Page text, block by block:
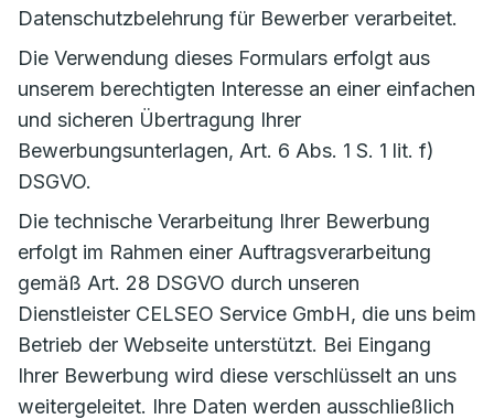
Datenschutzbelehrung für Bewerber verarbeitet.
Die Verwendung dieses Formulars erfolgt aus
unserem berechtigten Interesse an einer einfachen
und sicheren Übertragung Ihrer
Bewerbungsunterlagen, Art. 6 Abs. 1 S. 1 lit. f)
DSGVO.
Die technische Verarbeitung Ihrer Bewerbung
erfolgt im Rahmen einer Auftragsverarbeitung
gemäß Art. 28 DSGVO durch unseren
Dienstleister CELSEO Service GmbH, die uns beim
Betrieb der Webseite unterstützt. Bei Eingang
Ihrer Bewerbung wird diese verschlüsselt an uns
weitergeleitet. Ihre Daten werden ausschließlich